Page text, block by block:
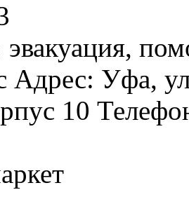
Адрес: Уфа,
10